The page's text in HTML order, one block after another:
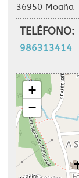
36950 Moaña
TELÉFONO:
986313414
+
−